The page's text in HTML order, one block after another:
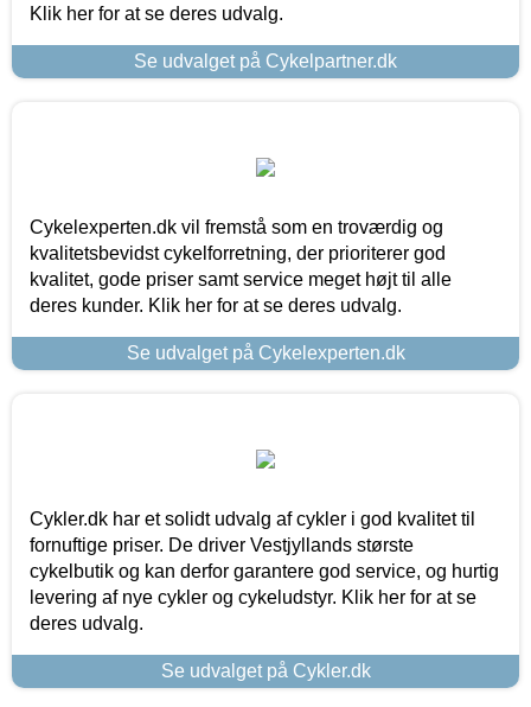
Klik her for at se deres udvalg.
Se udvalget på Cykelpartner.dk
Cykelexperten.dk vil fremstå som en troværdig og
kvalitetsbevidst cykelforretning, der prioriterer god
kvalitet, gode priser samt service meget højt til alle
deres kunder. Klik her for at se deres udvalg.
Se udvalget på Cykelexperten.dk
Cykler.dk har et solidt udvalg af cykler i god kvalitet til
fornuftige priser. De driver Vestjyllands største
cykelbutik og kan derfor garantere god service, og hurtig
levering af nye cykler og cykeludstyr. Klik her for at se
deres udvalg.
Se udvalget på Cykler.dk